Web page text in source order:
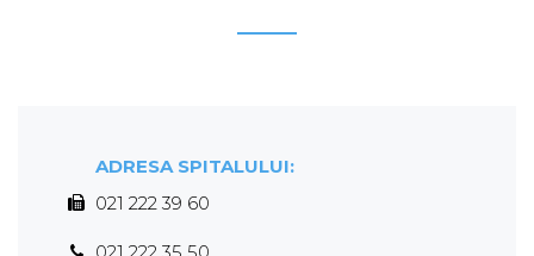
ADRESA SPITALULUI:
021 222 39 60